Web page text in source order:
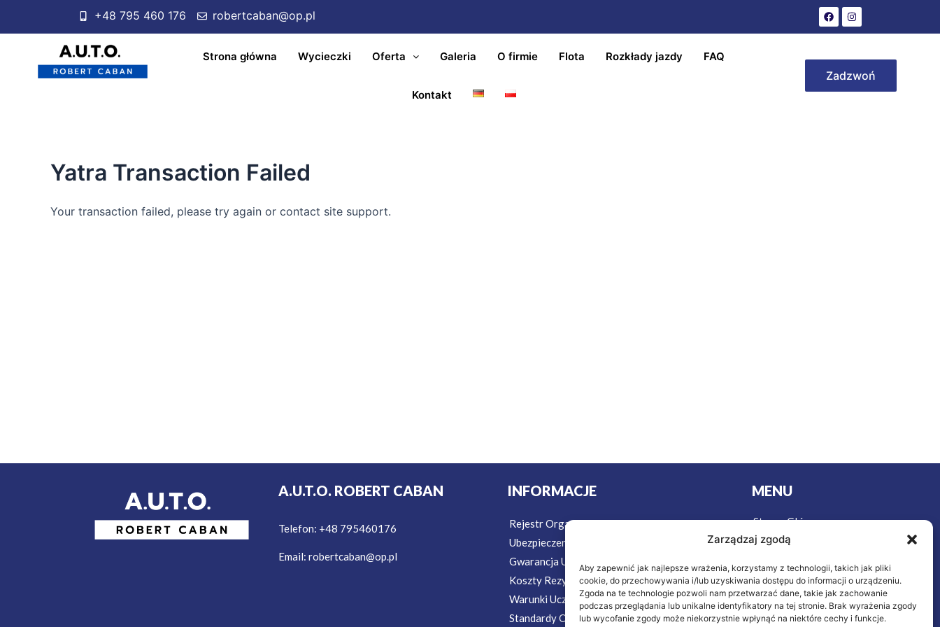
Zarządzaj zgodą
Aby zapewnić jak najlepsze wrażenia, korzystamy z technologii, takich jak pliki
cookie, do przechowywania i/lub uzyskiwania dostępu do informacji o urządzeniu.
Zgoda na te technologie pozwoli nam przetwarzać dane, takie jak zachowanie
podczas przeglądania lub unikalne identyfikatory na tej stronie. Brak wyrażenia zgody
lub wycofanie zgody może niekorzystnie wpłynąć na niektóre cechy i funkcje.
+48 795 460 176 robertcaban@op.pl
Strona główna Wycieczki Oferta Galeria O firmie Flota Rozkłady jazdy FAQ
Kontakt
Zadzwoń
Yatra Transaction Failed
Your transaction failed, please try again or contact site support.
A.U.T.O. ROBERT CABAN
Telefon: +48 795460176
Email: robertcaban@op.pl
INFORMACJE
Rejestr Organizatorów Turystyki
Ubezpieczenie w Podróży
Gwarancja Ubezpieczeniowa
Koszty Rezygnacji Ubezpieczenie
Warunki Uczestnictwa
Standardy Ochrony Małoletnich
MENU
Strona Główna
Wycieczki
O nas
Kontakt